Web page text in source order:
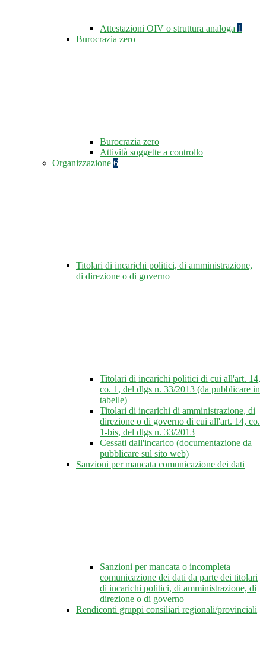
Attestazioni OIV o struttura analoga 1
Burocrazia zero
Burocrazia zero
Attività soggette a controllo
Organizzazione 6
Titolari di incarichi politici, di amministrazione,
di direzione o di governo
Titolari di incarichi politici di cui all'art. 14,
co. 1, del dlgs n. 33/2013 (da pubblicare in
tabelle)
Titolari di incarichi di amministrazione, di
direzione o di governo di cui all'art. 14, co.
1-bis, del dlgs n. 33/2013
Cessati dall'incarico (documentazione da
pubblicare sul sito web)
Sanzioni per mancata comunicazione dei dati
Sanzioni per mancata o incompleta
comunicazione dei dati da parte dei titolari
di incarichi politici, di amministrazione, di
direzione o di governo
Rendiconti gruppi consiliari regionali/provinciali